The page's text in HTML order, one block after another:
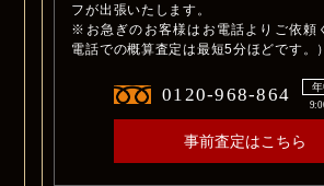
フが出張いたします。
※お急ぎのお客様はお電話よりご依頼
電話での概算査定は最短5分ほどです。）
0120-968-864
事前査定はこちら